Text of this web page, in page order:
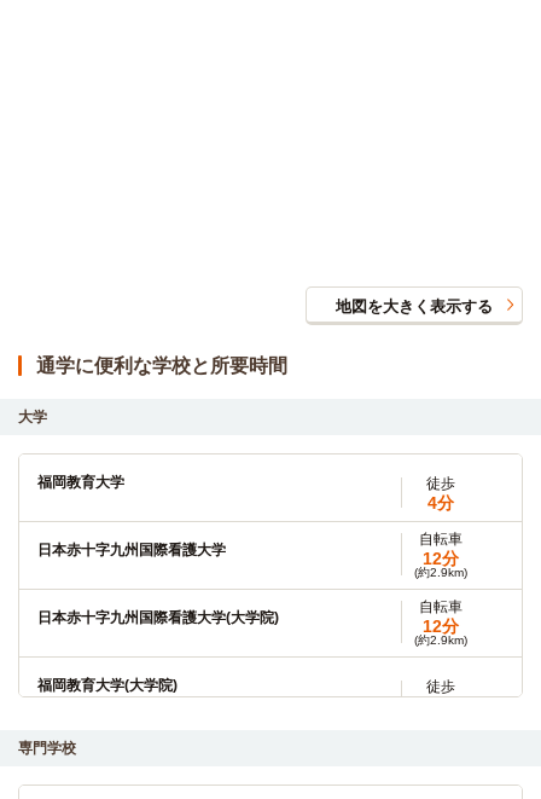
地図を大きく表示する
通学に便利な学校と所要時間
大学
福岡教育大学 徒歩
4分
日本赤十字九州国際看護大学
自転車
12分
(約2.9km)
日本赤十字九州国際看護大学(大学院)
自転車
12分
(約2.9km)
福岡教育大学(大学院) 徒歩
福岡女学院看護大学
専門学校